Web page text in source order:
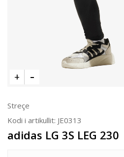
Streçe
Kodi i artikullit: JE0313
adidas LG 3S LEG 230